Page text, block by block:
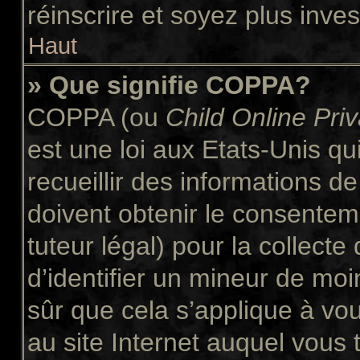
réinscrire et soyez plus
Haut
» Que signifie COPPA?
COPPA (ou Child Online
est une loi aux Etats-Unis
recueillir des informations
doivent obtenir le
tuteur légal) pour la collecte
d’identifier un mineur de
sûr que cela s’applique à
au site Internet auquel vous